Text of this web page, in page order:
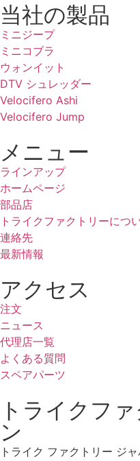
当社の製品
ミニジープ
ミニコブラ
ウォンイット
DTV シュレッダー
Velocifero Ashi
Velocifero Jump
メニュー
ラインアップ
ホームページ
部品店
トライクファクトリーにつ
連絡先
最新情報
アクセス
注文
ニュース
代理店一覧
よくある質問
スペアパーツ
トライクフ
ン
トライク ファクトリー ジ